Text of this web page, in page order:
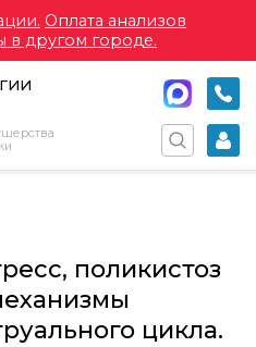
Оплата анализов
в другом городе.
поликистоз
цикла.